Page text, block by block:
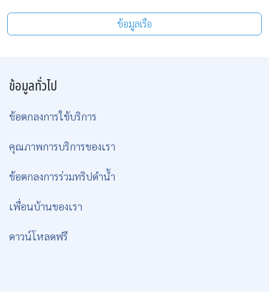
ข้อมูลเรือ
ข้อมูลทั่วไป
ข้อตกลงการใช้บริการ
คุณภาพการบริการของเรา
ข้อตกลงการร่วมทริปดำน้ำ
เพื่อนบ้านของเรา
ดาวน์โหลดฟรี